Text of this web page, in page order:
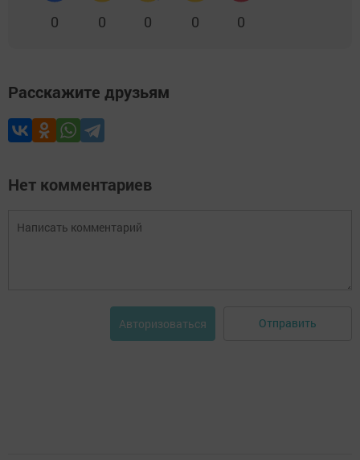
0 0 0 0 0
Расскажите друзьям
Нет комментариев
Авторизоваться Отправить